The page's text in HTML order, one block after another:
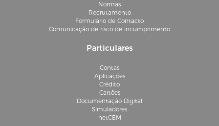
Normas
Recrutamento
Formulário de Contacto
Comunicação de risco de incumprimento
Particulares
Contas
Aplicações
Crédito
Cartões
Documentação Digital
Simuladores
netCEM